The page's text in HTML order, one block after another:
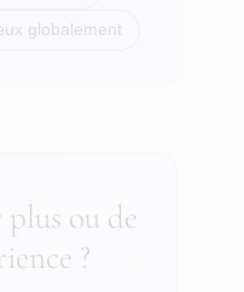
globalement
plus ou de
?